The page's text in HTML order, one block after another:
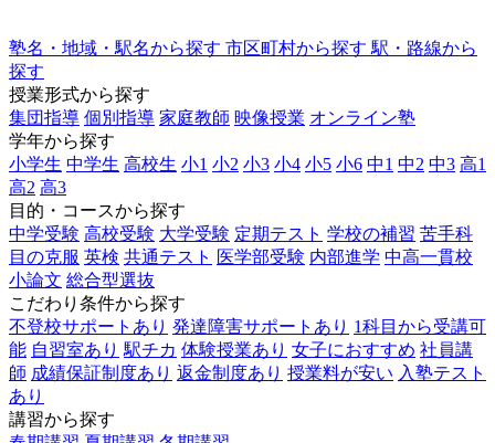
塾名・地域・駅名から探す 市区町村から探す 駅・路線から
探す
授業形式から探す
集団指導 個別指導 家庭教師 映像授業 オンライン塾
学年から探す
小学生 中学生 高校生 小1 小2 小3 小4 小5 小6 中1 中2 中3 高1
高2 高3
目的・コースから探す
中学受験 高校受験 大学受験 定期テスト 学校の補習 苦手科
目の克服 英検 共通テスト 医学部受験 内部進学 中高一貫校
小論文 総合型選抜
こだわり条件から探す
不登校サポートあり 発達障害サポートあり 1科目から受講可
能 自習室あり 駅チカ 体験授業あり 女子におすすめ 社員講
師 成績保証制度あり 返金制度あり 授業料が安い 入塾テスト
あり
講習から探す